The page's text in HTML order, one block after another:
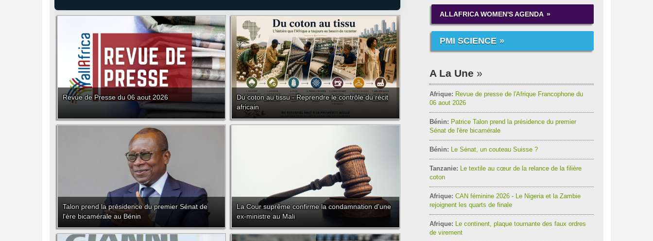
Revue de Presse du 06 aout 2026
Du coton au tissu - Reprendre le contrôle du récit
africain
Talon prend la présidence du premier Sénat de
l'ère bicamérale au Bénin
La Cour suprême confirme la condamnation d'une
ex-ministre au Mali
ALLAFRICA WOMEN'S AGENDA
PMI SCIENCE
A La Une
Afrique: Revue de presse de l'Afrique Francophone du
06 aout 2026
Bénin: Patrice Talon prend la présidence du premier
Sénat de l'ère bicamérale
Bénin: Le Sénat, un couteau Suisse ?
Tanzanie: Le textile au cœur de la relance de la filière
coton
Afrique: CAN féminine 2026 - Le Nigeria et la Zambie
rejoignent les quarts de finale
Afrique: Le continent, plaque tournante des faux ordres
de virement